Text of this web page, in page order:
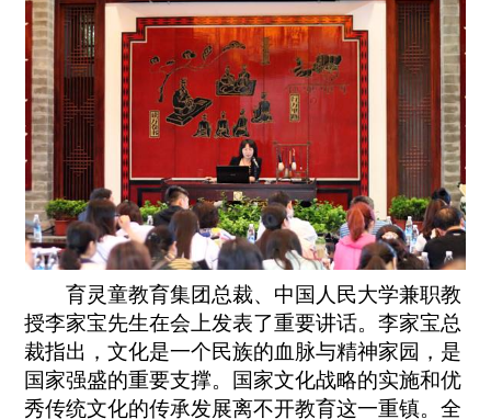
育灵童教育集团总裁、中国人民大学兼职教
授李家宝先生在会上发表了重要讲话。李家宝总
裁指出，文化是一个民族的血脉与精神家园，是
国家强盛的重要支撑。国家文化战略的实施和优
秀传统文化的传承发展离不开教育这一重镇。全